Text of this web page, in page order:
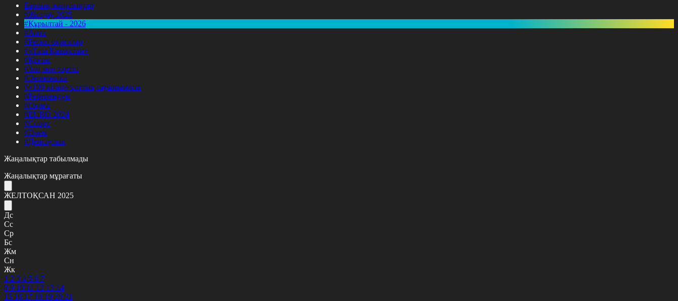
Барлық жаңалықтар
#Жолдау 2025
#Құрылтай - 2026
#Апта
#Ресми оқиғалар
#«Таза Қазақстан»
#Қоғам
#Заң мен тәртіп
#Экономика
#«100 кітап» ұлттық сауалнамасы
#Референдум
#Оқиға
#EURO 2024
#Спорт
#Әлем
#Денсаулық
Жаңалықтар табылмады
Жаңалықтар мұрағаты
ЖЕЛТОҚСАН 2025
Дс
Сс
Ср
Бс
Жм
Сн
Жк
1 2 3 4 5 6 7
8 9 10 11 12 13 14
15 16 17 18 19 20 21